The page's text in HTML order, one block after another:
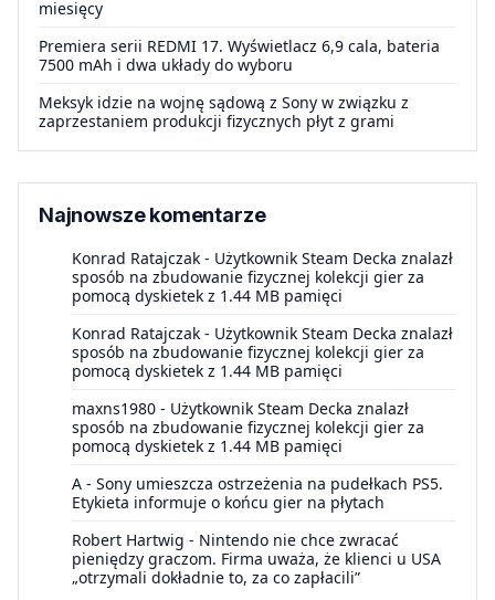
miesięcy
Premiera serii REDMI 17. Wyświetlacz 6,9 cala, bateria
7500 mAh i dwa układy do wyboru
Meksyk idzie na wojnę sądową z Sony w związku z
zaprzestaniem produkcji fizycznych płyt z grami
Najnowsze komentarze
Konrad Ratajczak - Użytkownik Steam Decka znalazł
sposób na zbudowanie fizycznej kolekcji gier za
pomocą dyskietek z 1.44 MB pamięci
Konrad Ratajczak - Użytkownik Steam Decka znalazł
sposób na zbudowanie fizycznej kolekcji gier za
pomocą dyskietek z 1.44 MB pamięci
maxns1980 - Użytkownik Steam Decka znalazł
sposób na zbudowanie fizycznej kolekcji gier za
pomocą dyskietek z 1.44 MB pamięci
A - Sony umieszcza ostrzeżenia na pudełkach PS5.
Etykieta informuje o końcu gier na płytach
Robert Hartwig - Nintendo nie chce zwracać
pieniędzy graczom. Firma uważa, że klienci u USA
„otrzymali dokładnie to, za co zapłacili”